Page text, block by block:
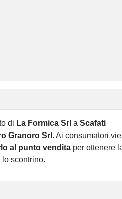
di La Formica Srl a Scafati
Granoro Srl . Ai consumatori
al punto vendita per ottenere
scontrino.